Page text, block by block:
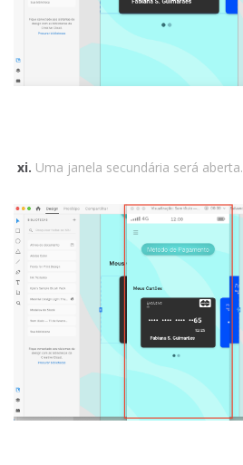
xi. Uma janela secundária será aberta.